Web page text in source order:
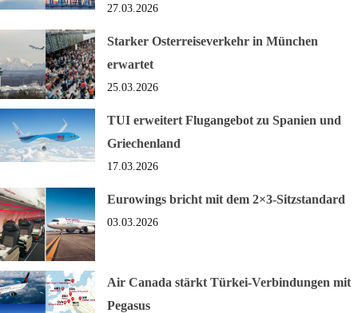
27.03.2026
Starker Osterreiseverkehr in München
erwartet
25.03.2026
TUI erweitert Flugangebot zu Spanien und
Griechenland
17.03.2026
Eurowings bricht mit dem 2×3-Sitzstandard
03.03.2026
Air Canada stärkt Türkei-Verbindungen mit
Pegasus